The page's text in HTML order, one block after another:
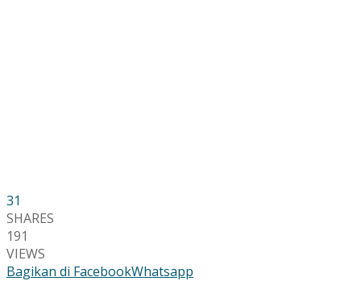
31
SHARES
191
VIEWS
Bagikan di FacebookWhatsapp